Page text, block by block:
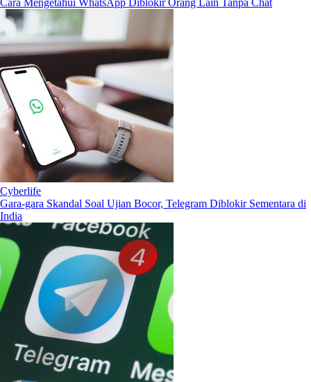
Cara Mengetahui WhatsApp Diblokir Orang Lain Tanpa Chat
Cyberlife
Gara-gara Skandal Soal Ujian Bocor, Telegram Diblokir Sementara di
India